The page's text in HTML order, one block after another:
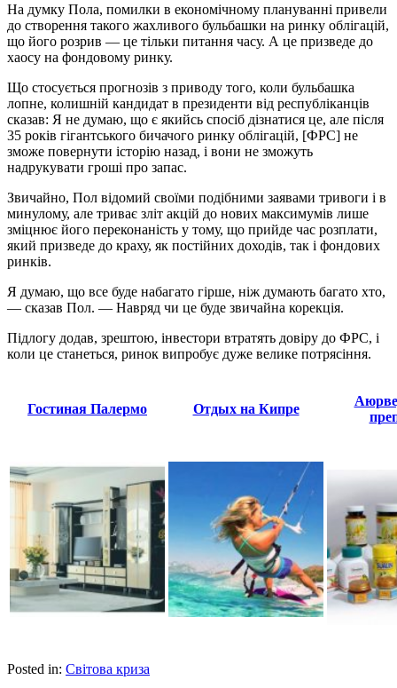
На думку Пола, помилки в економічному плануванні привели
до створення такого жахливого бульбашки на ринку облігацій,
що його розрив — це тільки питання часу. А це призведе до
хаосу на фондовому ринку.
Що стосується прогнозів з приводу того, коли бульбашка
лопне, колишній кандидат в президенти від республіканців
сказав: Я не думаю, що є якийсь спосіб дізнатися це, але після
35 років гігантського бичачого ринку облігацій, [ФРС] не
зможе повернути історію назад, і вони не зможуть
надрукувати гроші про запас.
Звичайно, Пол відомий своїми подібними заявами тривоги і в
минулому, але триває зліт акцій до нових максимумів лише
зміцнює його переконаність у тому, що прийде час розплати,
який призведе до краху, як постійних доходів, так і фондових
ринків.
Я думаю, що все буде набагато гірше, ніж думають багато хто,
— сказав Пол. — Навряд чи це буде звичайна корекція.
Підлогу додав, зрештою, інвестори втратять довіру до ФРС, і
коли це станеться, ринок випробує дуже велике потрясіння.
Гостиная Палермо Отдых на Кипре
Posted in: Світова криза